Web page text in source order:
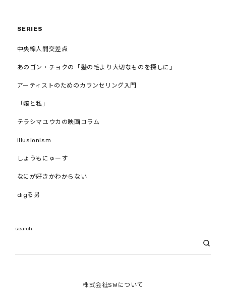
株式会社SWについて
SERIES
中央線人間交差点
あのゴン・チョクの「髪の毛より大切なものを探しに」
アーティストのためのカウンセリング入門
「嬢と私」
テラシマユウカの映画コラム
illusionism
しょうもにゅーす
なにが好きかわからない
digる男
search